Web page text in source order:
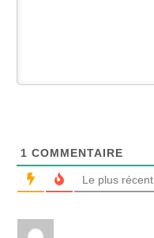
1 COMMENTAIRE
Le plus récent